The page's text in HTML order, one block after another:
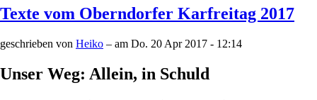
Texte vom Oberndorfer Karfreitag 2017
geschrieben von Heiko – am Do. 20 Apr 2017 - 12:14
Unser Weg: Allein, in Schuld